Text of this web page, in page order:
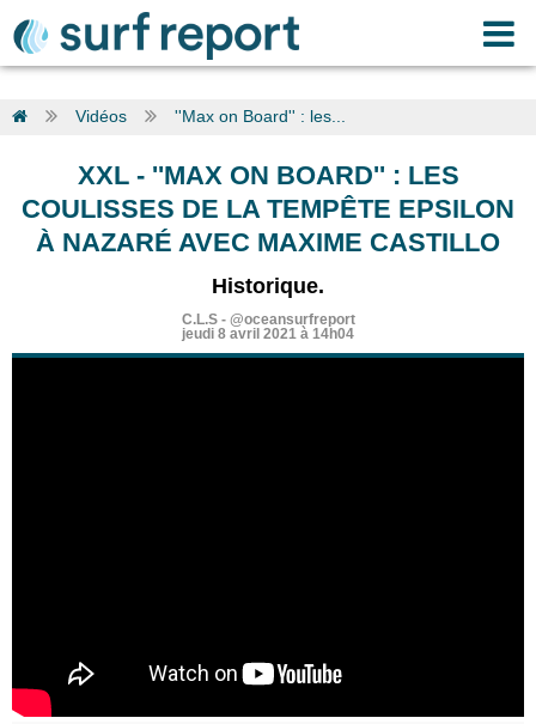
Vidéos ''Max on Board'' : les...
XXL- ''MAX ON BOARD'' : LES
COULISSES DE LA TEMPÊTE EPSILON
À NAZARÉ AVEC MAXIME CASTILLO
Historique.
C.L.S- @oceansurfreport
jeudi 8 avril 2021 à 14h04